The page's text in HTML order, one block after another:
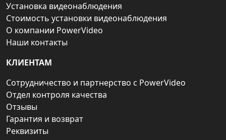
Установка видеонаблюдения
Стоимость установки видеонаблюдения
О компании PowerVideo
Наши контакты
КЛИЕНТАМ
Сотрудничество и партнерство с PowerVideo
Отдел контроля качества
Отзывы
Гарантия и возврат
Реквизиты